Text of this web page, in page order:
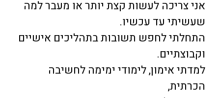
אני צריכה לעשות קצת יותר או מעבר למה
שעשיתי עד עכשיו.
התחלתי לחפש תשובות בתהליכים אישיים
וקבוצתיים.
למדתי אימון, לימודי ימימה לחשיבה
הכרתית,